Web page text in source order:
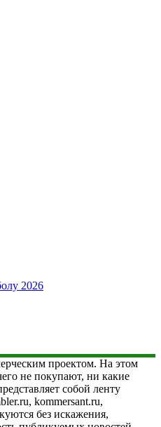
2026
проектом. На этом
не покупают, ни какие
собой ленту
kommersant.ru,
без искажения,